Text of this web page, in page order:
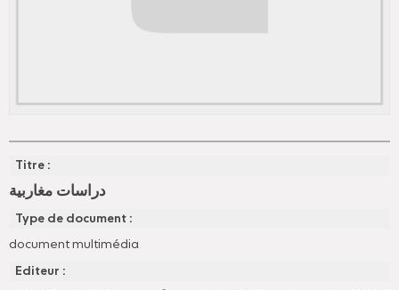
Titre :
دراسات مغاربية
Type de document :
document multimédia
Editeur :